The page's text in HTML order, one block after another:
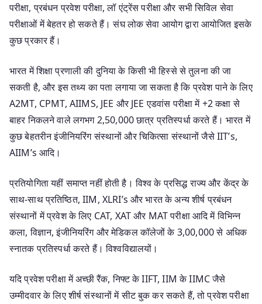
परीक्षा, प्रबंधन प्रवेश परीक्षा, लॉ एंट्रेंस परीक्षा और सभी सिविल सेवा
परीक्षाओं में बेहतर हो सकते हैं। संघ लोक सेवा आयोग द्वारा आयोजित इसके
कुछ प्रकार हैं।
भारत में शिक्षा प्रणाली की दुनिया के किसी भी हिस्से से तुलना की जा
सकती है, और इस तथ्य का पता लगाया जा सकता है कि प्रवेश पाने के लिए
A2MT, CPMT, AIIMS, JEE और JEE एडवांस परीक्षा में +2 कक्षा से
बाहर निकलने वाले लगभग 2,50,000 छात्र प्रतिस्पर्धा करते हैं। भारत में
कुछ बेहतरीन इंजीनियरिंग संस्थानों और चिकित्सा संस्थानों जैसे IIT’s,
AIIM’s आदि।
प्रतियोगिता यहीं समाप्त नहीं होती है। विश्व के प्रसिद्ध राज्य और केंद्र के
साथ-साथ प्रतिष्ठित, IIM, XLRI’s और भारत के अन्य शीर्ष प्रबंधन
संस्थानों में प्रवेश के लिए CAT, XAT और MAT परीक्षा आदि में विभिन्न
कला, विज्ञान, इंजीनियरिंग और मेडिकल कॉलेजों के 3,00,000 से अधिक
स्नातक प्रतिस्पर्धा करते हैं। विश्वविद्यालयों।
यदि प्रवेश परीक्षा में अच्छी रैंक, निफ्ट के IIFT, IIM के IIMC जैसे
उम्मीदवार के लिए शीर्ष संस्थानों में सीट बुक कर सकते हैं, तो प्रवेश परीक्षा